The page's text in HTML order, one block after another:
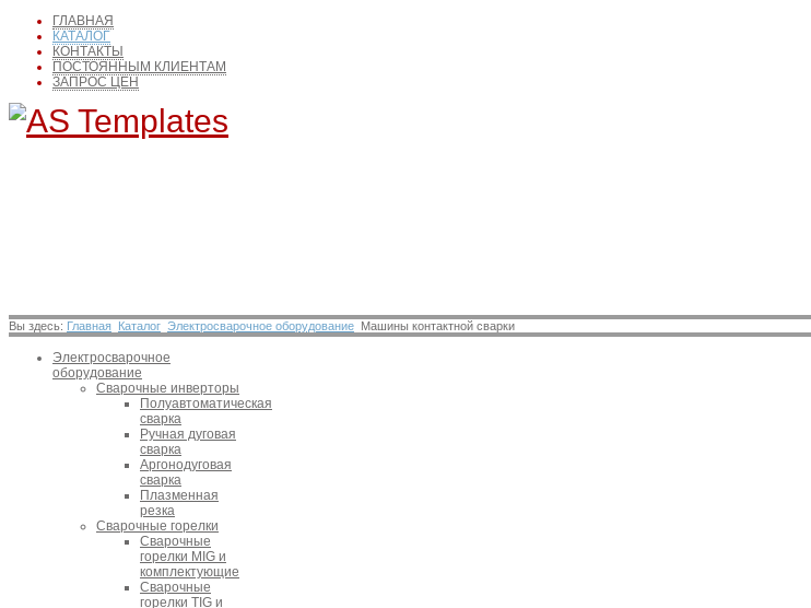
ГЛАВНАЯ
КАТАЛОГ
КОНТАКТЫ
ПОСТОЯННЫМ КЛИЕНТАМ
ЗАПРОС ЦЕН
Вы здесь: Главная Каталог Электросварочное оборудование Машины контактной сварки
Электросварочное
оборудование
Сварочные инверторы
Полуавтоматическая
сварка
Ручная дуговая
сварка
Аргонодуговая
сварка
Плазменная
резка
Сварочные горелки
Сварочные
горелки MIG и
комплектующие
Сварочные
горелки TIG и